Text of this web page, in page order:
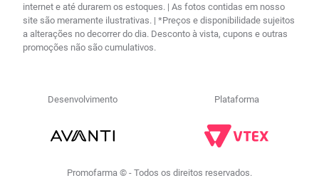
internet e até durarem os estoques. | As fotos contidas em nosso
site são meramente ilustrativas. | *Preços e disponibilidade sujeitos
a alterações no decorrer do dia. Desconto à vista, cupons e outras
promoções não são cumulativos.
Desenvolvimento Plataforma
Promofarma © - Todos os direitos reservados.